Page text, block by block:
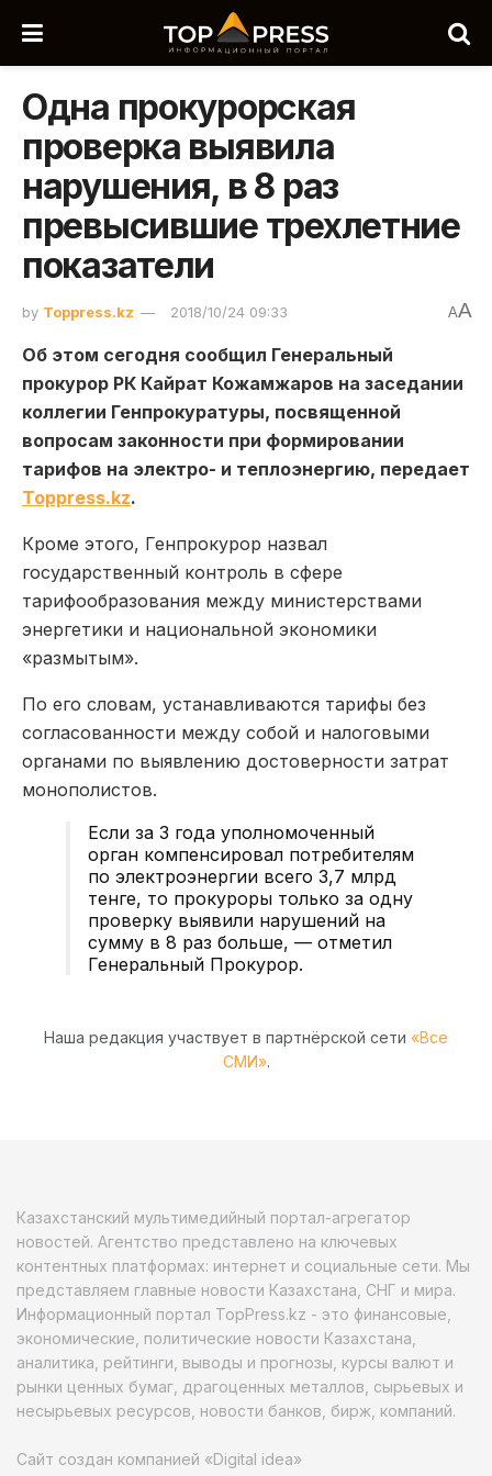
Одна прокурорская
проверка выявила
нарушения, в 8 раз
превысившие трехлетние
показатели
by Toppress.kz 2018/10/24 09:33 AA
Об этом сегодня сообщил Генеральный
прокурор РК Кайрат Кожамжаров на заседании
коллегии Генпрокуратуры, посвященной
вопросам законности при формировании
тарифов на электро- и теплоэнергию, передает
Toppress.kz.
Кроме этого, Генпрокурор назвал
государственный контроль в сфере
тарифообразования между министерствами
энергетики и национальной экономики
«размытым».
По его словам, устанавливаются тарифы без
согласованности между собой и налоговыми
органами по выявлению достоверности затрат
монополистов.
Если за 3 года уполномоченный
орган компенсировал потребителям
по электроэнергии всего 3,7 млрд
тенге, то прокуроры только за одну
проверку выявили нарушений на
сумму в 8 раз больше, — отметил
Генеральный Прокурор.
Наша редакция участвует в партнёрской сети «Все
СМИ».
Казахстанский мультимедийный портал-агрегатор
новостей. Агентство представлено на ключевых
контентных платформах: интернет и социальные сети. Мы
представляем главные новости Казахстана, СНГ и мира.
Информационный портал TopPress.kz - это финансовые,
экономические, политические новости Казахстана,
аналитика, рейтинги, выводы и прогнозы, курсы валют и
рынки ценных бумаг, драгоценных металлов, сырьевых и
несырьевых ресурсов, новости банков, бирж, компаний.
Сайт создан компанией «Digital idea»